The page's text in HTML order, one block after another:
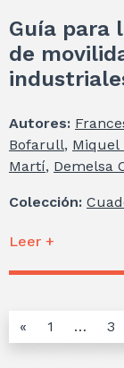
Guía para
de
Autores:
Bofarull, Miquel
Martí, Demelsa
Colección:
Leer +
« 1 … 3